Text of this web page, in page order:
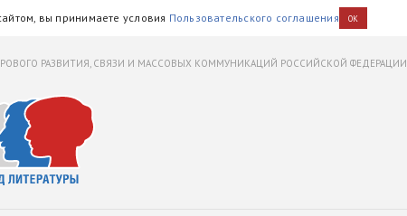
вы принимаете условия Пользовательского соглашения OK
РАЗВИТИЯ, СВЯЗИ И МАССОВЫХ КОММУНИКАЦИЙ РОССИЙСКОЙ ФЕДЕРАЦИИ